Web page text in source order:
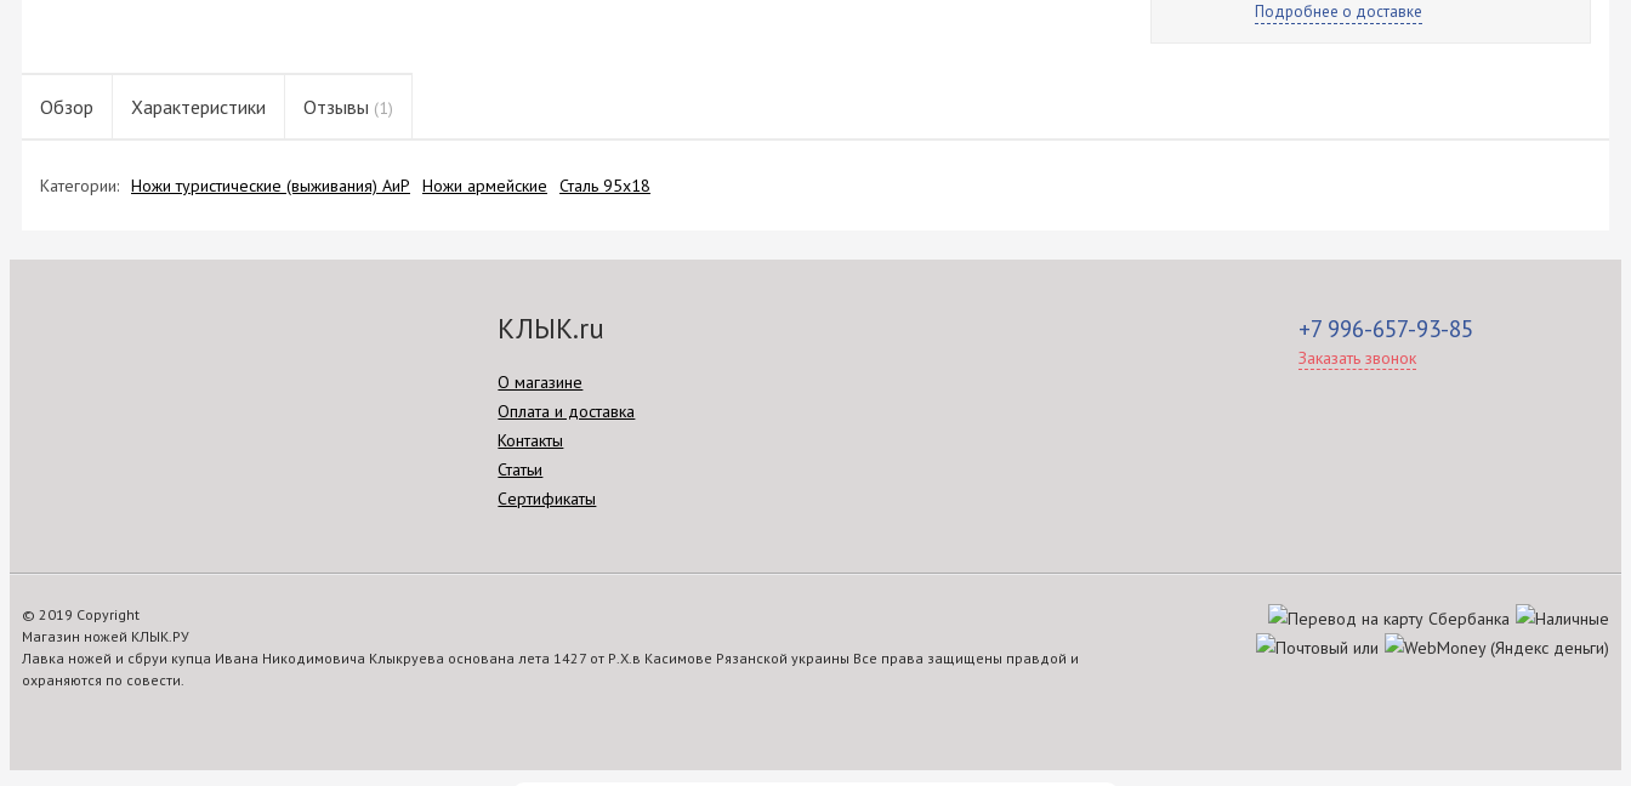
Подробнее о доставке
Обзор Характеристики Отзывы (1)
Категории: Ножи туристические (выживания) АиР Ножи армейские Сталь 95х18
КЛЫК.ru
О магазине
Оплата и доставка
Контакты
Статьи
Сертификаты
+7 996-657-93-85
Заказать звонок
© 2019 Copyright
Магазин ножей КЛЫК.РУ
Лавка ножей и сбруи купца Ивана Никодимовича Клыкруева основана лета 1427 от Р.Х.в Касимове Рязанской украины Все права защищены правдой и
охраняются по совести.